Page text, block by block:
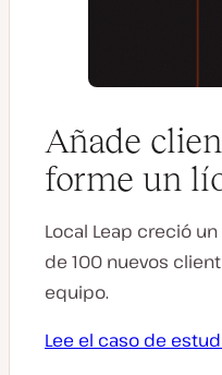
Añade
forme un
Local Leap creció
de 100 nuevos
equipo.
Lee el caso de